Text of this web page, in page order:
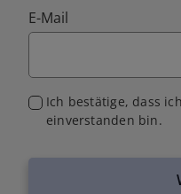
E-Mail
Ich bestätige, dass
einverstanden bin.